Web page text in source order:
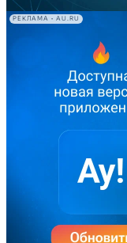
РЕКЛАМА • AU.RU